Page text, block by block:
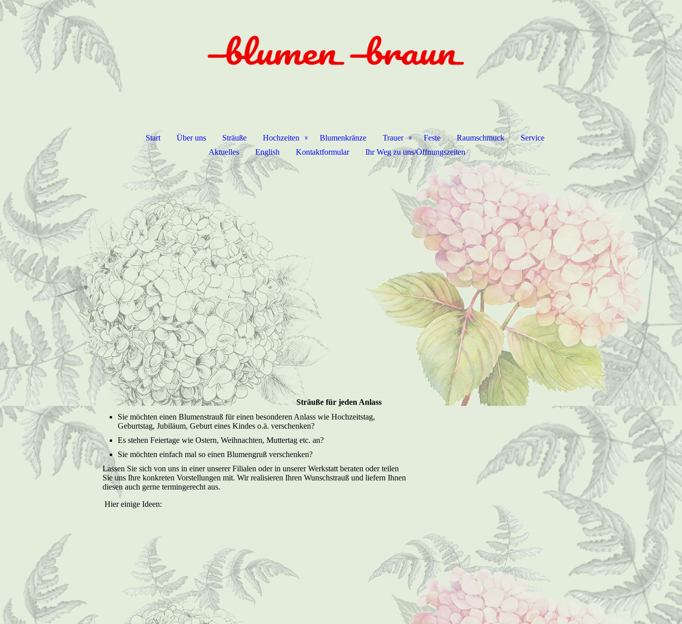
Start Über uns Sträuße Hochzeiten Blumenkränze Trauer Feste Raumschmuck
Service
Aktuelles
English Kontaktformular Ihr Weg zu uns/Öffnungszeiten
Sträuße für jeden Anlass
Sie möchten einen Blumenstrauß für einen besonderen Anlass wie Hochzeitstag,
Geburtstag, Jubiläum, Geburt eines Kindes o.ä. verschenken?
Es stehen Feiertage wie Ostern, Weihnachten, Muttertag etc. an?
Sie möchten einfach mal so einen Blumengruß verschenken?
Lassen Sie sich von uns in einer unserer Filialen oder in unserer Werkstatt beraten oder teilen
Sie uns Ihre konkreten Vorstellungen mit. Wir realisieren Ihren Wunschstrauß und liefern Ihnen
diesen auch gerne termingerecht aus.
Hier einige Ideen: